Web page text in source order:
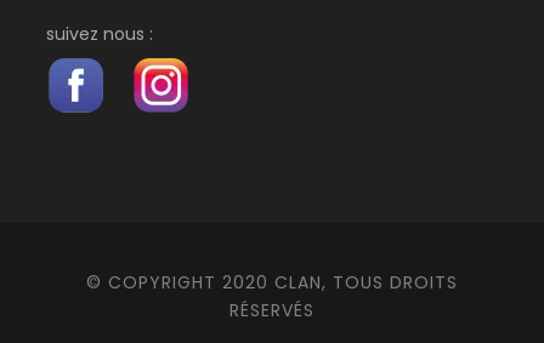
suivez nous :
© COPYRIGHT 2020 CLAN, TOUS DROITS
RÉSERVÉS